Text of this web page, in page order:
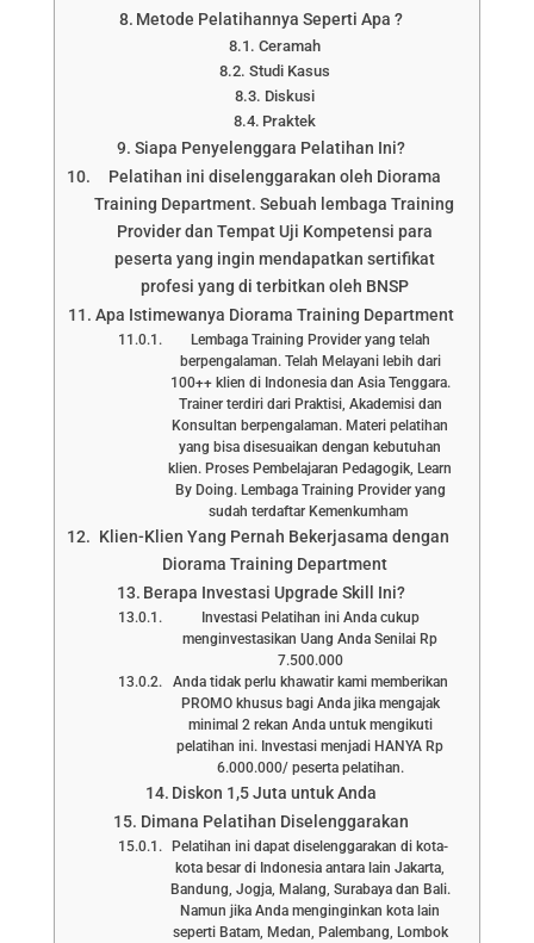
Metode Pelatihannya Seperti Apa ?
Ceramah
Studi Kasus
Diskusi
Praktek
Siapa Penyelenggara Pelatihan Ini?
Pelatihan ini diselenggarakan oleh Diorama
Training Department. Sebuah lembaga Training
Provider dan Tempat Uji Kompetensi para
peserta yang ingin mendapatkan sertifikat
profesi yang di terbitkan oleh BNSP
Apa Istimewanya Diorama Training Department
Lembaga Training Provider yang telah
berpengalaman. Telah Melayani lebih dari
100++ klien di Indonesia dan Asia Tenggara.
Trainer terdiri dari Praktisi, Akademisi dan
Konsultan berpengalaman. Materi pelatihan
yang bisa disesuaikan dengan kebutuhan
klien. Proses Pembelajaran Pedagogik, Learn
By Doing. Lembaga Training Provider yang
sudah terdaftar Kemenkumham
Klien-Klien Yang Pernah Bekerjasama dengan
Diorama Training Department
Berapa Investasi Upgrade Skill Ini?
Investasi Pelatihan ini Anda cukup
menginvestasikan Uang Anda Senilai Rp
7.500.000
Anda tidak perlu khawatir kami memberikan
PROMO khusus bagi Anda jika mengajak
minimal 2 rekan Anda untuk mengikuti
pelatihan ini. Investasi menjadi HANYA Rp
6.000.000/ peserta pelatihan.
Diskon 1,5 Juta untuk Anda
Dimana Pelatihan Diselenggarakan
Pelatihan ini dapat diselenggarakan di kota-
kota besar di Indonesia antara lain Jakarta,
Bandung, Jogja, Malang, Surabaya dan Bali.
Namun jika Anda menginginkan kota lain
seperti Batam, Medan, Palembang, Lombok